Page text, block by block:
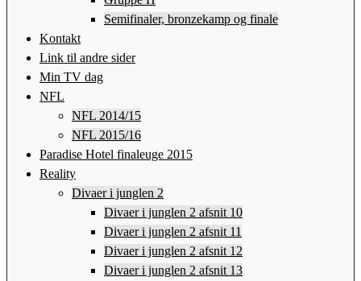
Semifinaler, bronzekamp og finale
Kontakt
Link til andre sider
Min TV dag
NFL
NFL 2014/15
NFL 2015/16
Paradise Hotel finaleuge 2015
Reality
Divaer i junglen 2
Divaer i junglen 2 afsnit 10
Divaer i junglen 2 afsnit 11
Divaer i junglen 2 afsnit 12
Divaer i junglen 2 afsnit 13